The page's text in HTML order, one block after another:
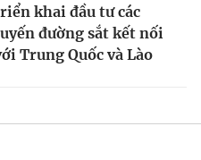
khai đầu tư các
đường sắt kết nối
Trung Quốc và Lào